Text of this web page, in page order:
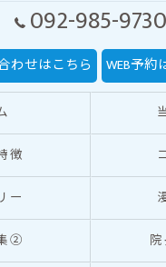
092-985-9730
わせはこちら WEB予約
徴
ー
②